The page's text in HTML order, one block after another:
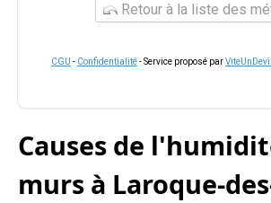
Retour à la liste des
CGU - Confidentialité- Service proposé par
Causes de
murs à Laroque-